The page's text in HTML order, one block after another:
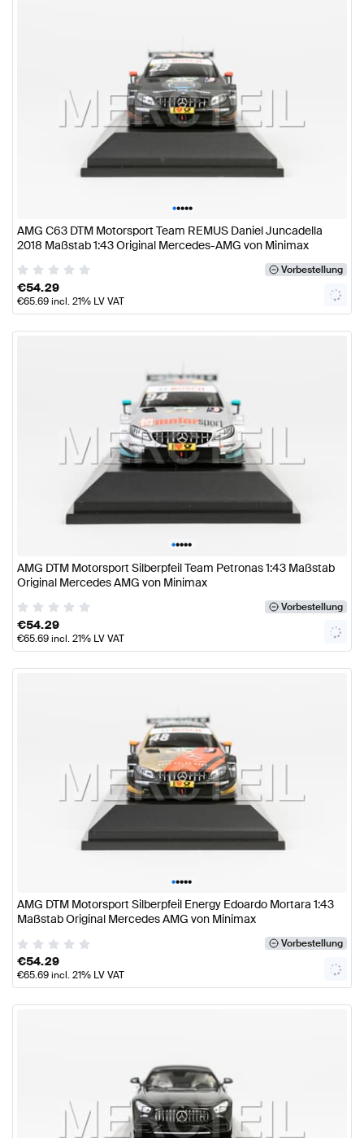
•••••
AMG C63 DTM Motorsport Team REMUS Daniel Juncadella
2018 Maßstab 1:43 Original Mercedes-AMG von Minimax
Vorbestellung
€54.29
€65.69incl. 21% LV VAT
•••••
AMG DTM Motorsport Silberpfeil Team Petronas 1:43 Maßstab
Original Mercedes AMG von Minimax
Vorbestellung
€54.29
€65.69incl. 21% LV VAT
•••••
AMG DTM Motorsport Silberpfeil Energy Edoardo Mortara 1:43
Maßstab Original Mercedes AMG von Minimax
Vorbestellung
€54.29
€65.69incl. 21% LV VAT